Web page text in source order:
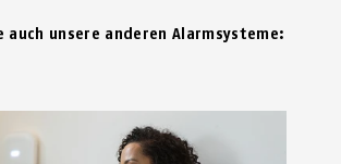
auch unsere anderen Alarmsysteme: